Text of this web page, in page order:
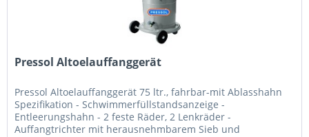
Pressol Altoelauffanggerät
Pressol Altoelauffanggerät 75 ltr., fahrbar-mit Ablasshahn
Spezifikation - Schwimmerfüllstandsanzeige -
Entleerungshahn - 2 feste Räder, 2 Lenkräder -
Auffangtrichter mit herausnehmbarem Sieb und